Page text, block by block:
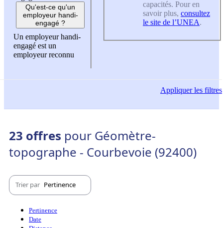
Qu'est-ce qu'un
employeur handi-
engagé ?
Un employeur handi-
engagé est un
employeur reconnu
capacités. Pour en
savoir plus, consultez
le site de l’UNEA.
Appliquerles filtres
23 offres pour Géomètre-
topographe - Courbevoie (92400)
Trier par Pertinence
Pertinence
Date